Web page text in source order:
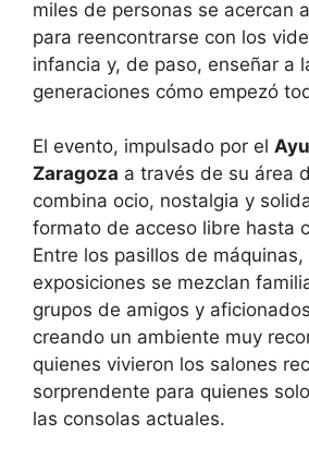
miles de personas se acercan
para reencontrarse con los
infancia y, de paso, enseñar a
generaciones cómo empezó
El evento, impulsado por el
Zaragoza a través de su área
combina ocio, nostalgia y
formato de acceso libre hasta
Entre los pasillos de
exposiciones se mezclan
grupos de amigos y
creando un ambiente muy
quienes vivieron los salones
sorprendente para quienes
las consolas actuales.